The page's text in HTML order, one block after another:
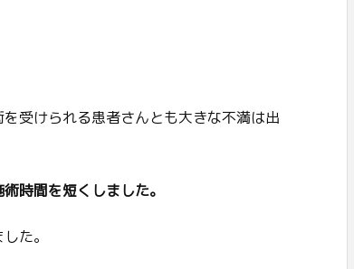
受けられる患者さんとも大きな不満は出
時間を短くしました。
た。